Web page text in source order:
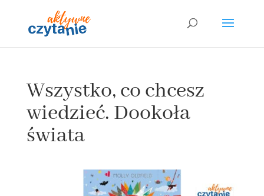
Wszystko, co chcesz
wiedzieć. Dookoła
świata